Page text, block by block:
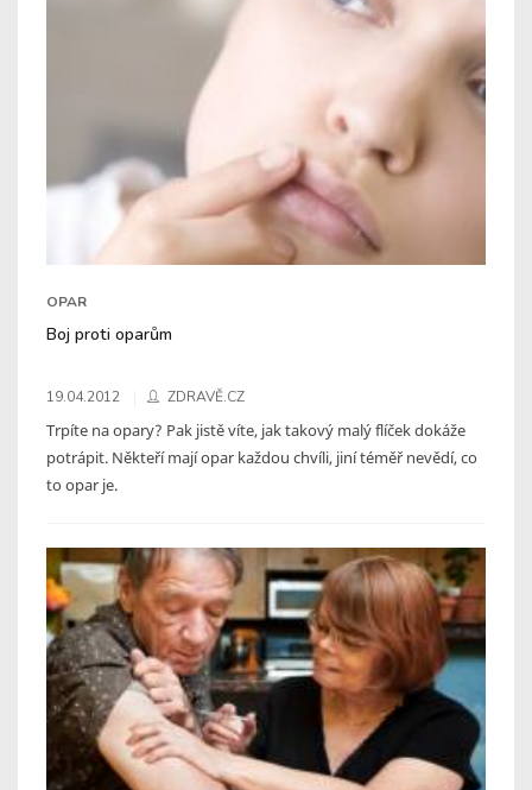
OPAR
Boj proti oparům
19.04.2012 ZDRAVĚ.CZ
Trpíte na opary? Pak jistě víte, jak takový malý flíček dokáže
potrápit. Někteří mají opar každou chvíli, jiní téměř nevědí, co
to opar je.